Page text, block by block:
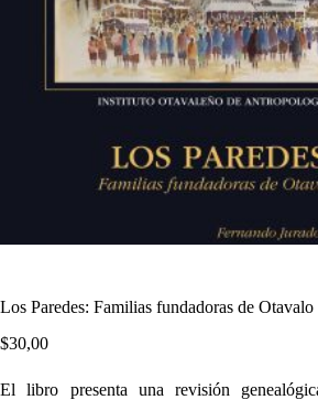
Los Paredes: Familias fundadoras de Otavalo
$30,00
El libro presenta una revisión